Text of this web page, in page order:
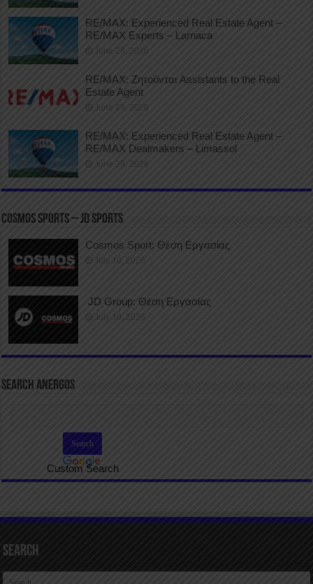
RE/MAX: Experienced Real Estate Agent –
RE/MAX Experts – Larnaca
June 29, 2026
RE/MAX: Ζητούνται Assistants to the Real
Estate Agent
June 29, 2026
RE/MAX: Experienced Real Estate Agent –
RE/MAX Dealmakers – Limassol
June 29, 2026
COSMOS SPORTS – JD SPORTS
Cosmos Sport: Θέση Εργασίας
July 10, 2026
JD Group: Θέση Εργασίας
July 10, 2026
SEARCH ANERGOS
Custom Search
Search